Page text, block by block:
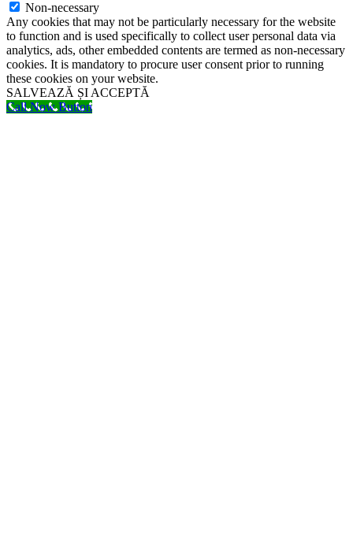
Non-necessary
Any cookies that may not be particularly necessary for the website
to function and is used specifically to collect user personal data via
analytics, ads, other embedded contents are termed as non-necessary
cookies. It is mandatory to procure user consent prior to running
these cookies on your website.
SALVEAZĂ ȘI ACCEPTĂ
Call Now Button